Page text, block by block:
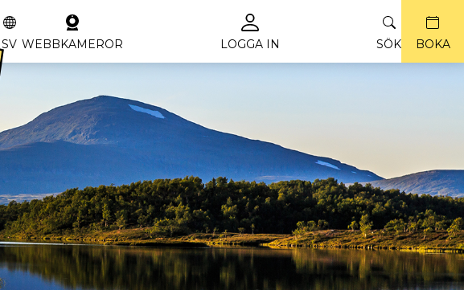
SV WEBBKAMEROR LOGGA IN SÖK BOKA